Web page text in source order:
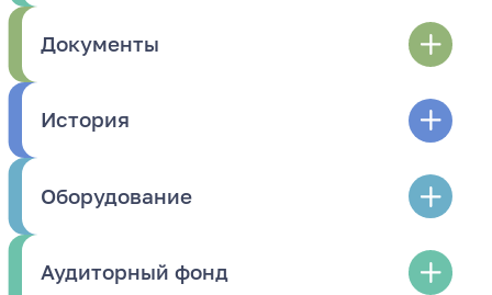
Документы
История
Оборудование
Аудиторный фонд